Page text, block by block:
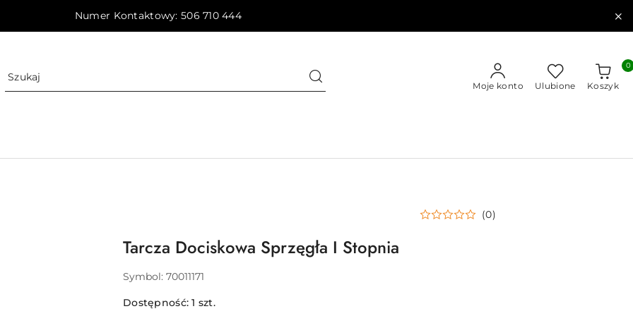
Numer Kontaktowy: 506 710 444
Moje konto Ulubione Koszyk
0
(0)
Tarcza Dociskowa Sprzęgła I Stopnia
Symbol: 70011171
Dostępność:1 szt.